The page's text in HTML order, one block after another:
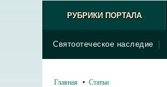
РУБРИКИ ПОРТАЛА
Святоотеческое наследие
Главная Статьи